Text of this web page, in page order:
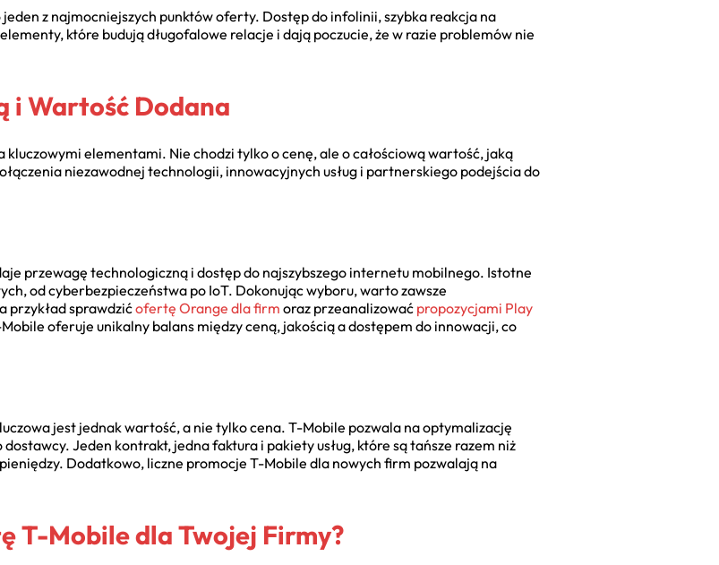
z najmocniejszych punktów oferty. Dostęp do infolinii, szybka reakcja na
które budują długofalowe relacje i dają poczucie, że w razie problemów nie
i Wartość Dodana
elementami. Nie chodzi tylko o cenę, ale o całościową wartość, jaką
niezawodnej technologii, innowacyjnych usług i partnerskiego podejścia do
przewagę technologiczną i dostęp do najszybszego internetu mobilnego. Istotne
od cyberbezpieczeństwa po IoT. Dokonując wyboru, warto zawsze
przykład sprawdzićofertę Orange dla firm oraz przeanalizować propozycjami Play
oferuje unikalny balans między ceną, jakością a dostępem do innowacji, co
jest jednak wartość, a nie tylko cena. T-Mobile pozwala na optymalizację
Jeden kontrakt, jedna faktura i pakiety usług, które są tańsze razem niż
Dodatkowo, liczne promocje T-Mobile dla nowych firm pozwalają na
T-Mobile dla Twojej Firmy?